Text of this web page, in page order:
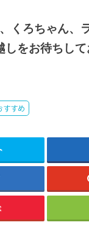
くろちゃん、
しをお待ちして
すすめ